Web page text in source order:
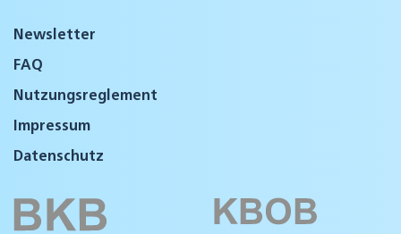
Newsletter
FAQ
Nutzungsreglement
Impressum
Datenschutz